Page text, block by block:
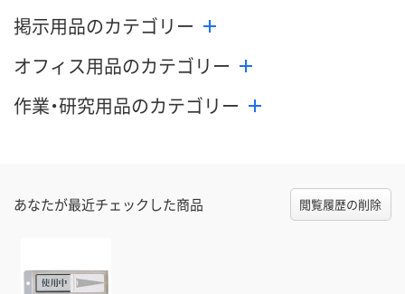
掲示用品のカテゴリー
オフィス用品のカテゴリー
作業・研究用品のカテゴリー
あなたが最近チェックした商品 閲覧履歴の削除